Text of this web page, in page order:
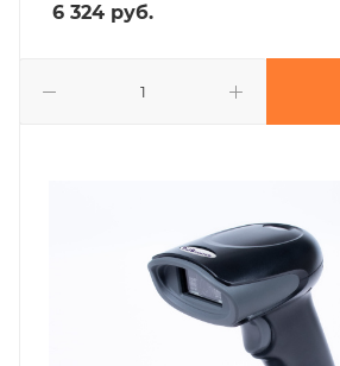
6 324 руб.